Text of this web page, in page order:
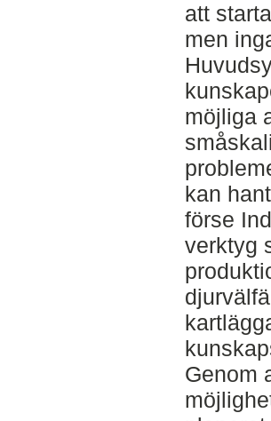
att
men
möjliga
kan
förse
verktyg
Genom